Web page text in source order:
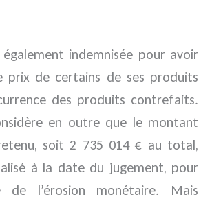
indemnisée pour avoir
prix de certains de ses produits
des produits contrefaits.
en outre que le montant
soit 2 735 014 € au total,
à la date du jugement, pour
de l’érosion monétaire. Mais